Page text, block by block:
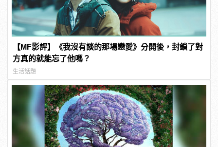
【MF影評】《我沒有談的那場戀愛》分開後，封鎖了對
方真的就能忘了他嗎？
生活話題